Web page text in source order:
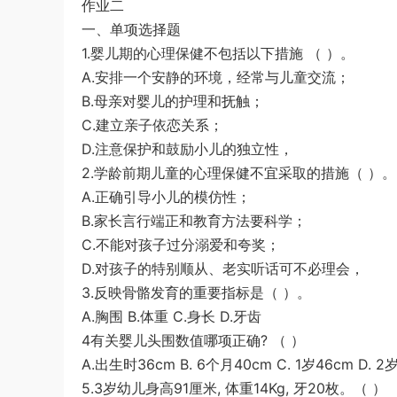
作业二
一、单项选择题
1.婴儿期的心理保健不包括以下措施 （ ）。
A.安排一个安静的环境，经常与儿童交流；
B.母亲对婴儿的护理和抚触；
C.建立亲子依恋关系；
D.注意保护和鼓励小儿的独立性，
2.学龄前期儿童的心理保健不宜采取的措施（ ）。
A.正确引导小儿的模仿性；
B.家长言行端正和教育方法要科学；
C.不能对孩子过分溺爱和夸奖；
D.对孩子的特别顺从、老实听话可不必理会，
3.反映骨骼发育的重要指标是（ ）。
A.胸围 B.体重 C.身长 D.牙齿
4有关婴儿头围数值哪项正确? （ ）
A.出生时36cm B. 6个月40cm C. 1岁46cm D. 2
5.3岁幼儿身高91厘米, 体重14Kg, 牙20枚。（ ）
《行测》三卷答案及解析
下载了资源
《行测》真题答案及解析